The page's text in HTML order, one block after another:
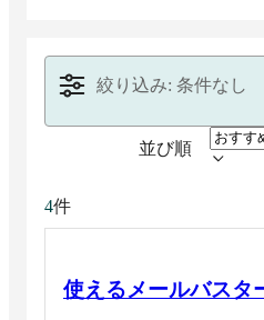
絞り込み: 条件なし
4件
並び順
使えるメールバスタ